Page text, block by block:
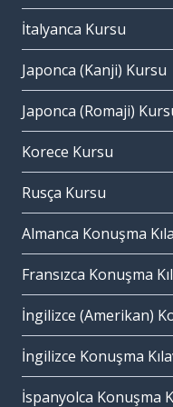
İtalyanca Kursu
Japonca (Kanji) Kursu
Japonca (Romaji)
Korece Kursu
Rusça Kursu
Almanca Konuşma
Fransızca Konuşma
İngilizce (Amerikan)
İngilizce Konuşma
İspanyolca Konuşma